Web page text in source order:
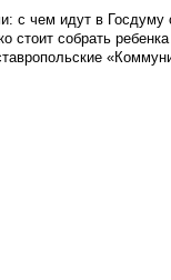
с чем идут в Госдуму
стоит собрать